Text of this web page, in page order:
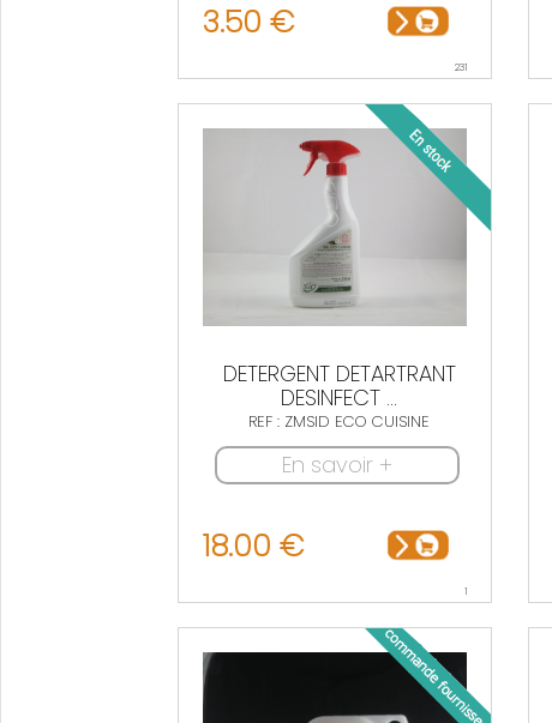
3.50 €
231
DETERGENT DETARTRANT
DESINFECT ...
REF : ZMSID ECO CUISINE
En savoir +
18.00 €
1